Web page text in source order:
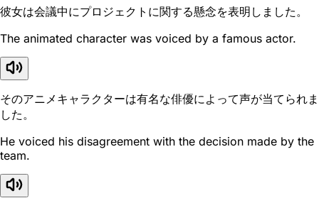
彼女は会議中にプロジェクトに関する懸念を表明しました。
The animated character was voiced by a famous actor.
そのアニメキャラクターは有名な俳優によって声が当てられま
した。
He voiced his disagreement with the decision made by the
team.